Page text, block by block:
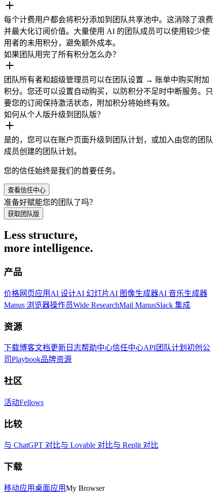
每个计费用户都会将积分添加到团队共享池中。这消除了浪费
并最大化订阅价值。大量使用 AI 的团队成员可以使用较少使
用者的未用积分，避免额外成本。
如果团队用完了所有积分怎么办？
团队所有者和超级管理员可以在团队设置 → 账单中购买附加
积分。您还可以设置自动购买，以防积分不足时中断服务。只
要您的订阅保持激活状态，附加积分将始终有效。
如何从个人版升级到团队版？
是的，您可以在账户页面升级到团队计划，或加入由您的团队
成员创建的团队计划。
您的信任始终是我们的首要任务。
查看信任中心
准备好赋能您的团队了吗？
获取团队版
Less structure,
more intelligence.
产品
价格网页应用 AI 设计AI 幻灯片AI 图像生成器AI 音乐生成器
Manus 浏览器操作员Wide ResearchMail ManusSlack 集成
资源
下载博客文档更新日志帮助中心信任中心API团队计划 初创公
司 Playbook品牌资源
社区
活动Fellows
比较
与 ChatGPT 对比与 Lovable 对比与 Replit 对比
下载
移动应用桌面应用My Browser